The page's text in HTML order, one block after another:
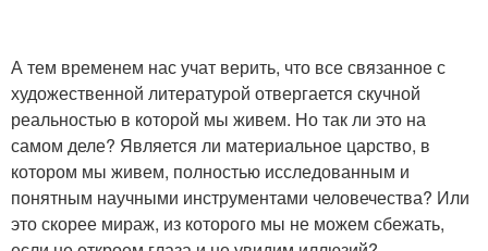
А тем временем нас учат верить, что все связанное с
художественной литературой отвергается скучной
реальностью в которой мы живем. Но так ли это на
самом деле? Является ли материальное царство, в
котором мы живем, полностью исследованным и
понятным научными инструментами человечества? Или
это скорее мираж, из которого мы не можем сбежать,